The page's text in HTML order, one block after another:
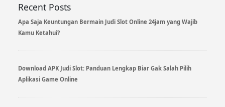
Recent Posts
Apa Saja Keuntungan Bermain Judi Slot Online 24jam yang Wajib
Kamu Ketahui?
Download APK Judi Slot: Panduan Lengkap Biar Gak Salah Pilih
Aplikasi Game Online